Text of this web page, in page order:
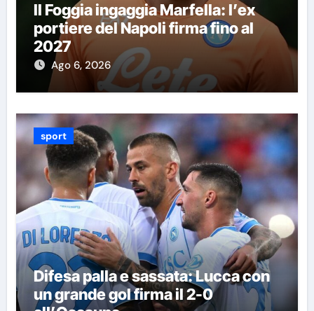
Il Foggia ingaggia Marfella: l’ex
portiere del Napoli firma fino al
2027
Ago 6, 2026
sport
Difesa palla e sassata: Lucca con
un grande gol firma il 2-0